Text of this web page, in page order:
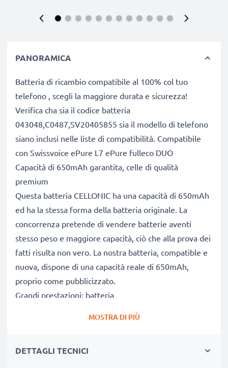
PANORAMICA
Batteria di ricambio compatibile al 100% col tuo
telefono , scegli la maggiore durata e sicurezza!
Verifica cha sia il codice batteria
043048,C0487,SV20405855 sia il modello di telefono
siano inclusi nelle liste di compatibilità. Compatibile
con Swissvoice ePure L7 ePure fulleco DUO
Capacità di 650mAh garantita, celle di qualità
premium
Questa batteria CELLONIC ha una capacità di 650mAh
ed ha la stessa forma della batteria originale. La
concorrenza pretende di vendere batterie aventi
stesso peso e maggiore capacità, ciò che alla prova dei
fatti risulta non vero. La nostra batteria, compatible e
nuova, dispone di una capacità reale di 650mAh,
proprio come pubblicizzato.
Grandi prestazioni: batteria
continuamente altissime performance in termini di
MOSTRA DI PIÙ
DETTAGLI TECNICI